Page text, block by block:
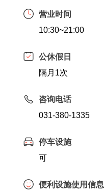
营业时间
10:30~21:00
公休假日
隔月1次
咨询电话
031-380-1335
停车设施
可
便利设施使用信息